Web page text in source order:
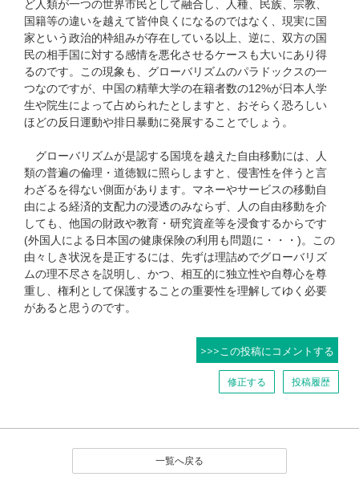
ど人類が一つの世界市民として融合し、人種、民族、宗教、
国籍等の違いを越えて皆仲良くになるのではなく、現実に国
家という政治的枠組みが存在している以上、逆に、双方の国
民の相手国に対する感情を悪化させるケースも大いにあり得
るのです。この現象も、グローバリズムのパラドックスの一
つなのですが、中国の精華大学の在籍者数の12%が日本人学
生や院生によって占められたとしますと、おそらく恐ろしい
ほどの反日運動や排日暴動に発展することでしょう。
グローバリズムが是認する国境を越えた自由移動には、人
類の普遍の倫理・道徳観に照らしますと、侵害性を伴うと言
わざるを得ない側面があります。マネーやサービスの移動自
由による経済的支配力の浸透のみならず、人の自由移動を介
しても、他国の財政や教育・研究資産等を浸食するからです
(外国人による日本国の健康保険の利用も問題に・・・)。この
由々しき状況を是正するには、先ずは理詰めでグローバリズ
ムの理不尽さを説明し、かつ、相互的に独立性や自尊心を尊
重し、権利として保護することの重要性を理解してゆく必要
があると思うのです。
>>>この投稿にコメントする
修正する 投稿履歴
一覧へ戻る